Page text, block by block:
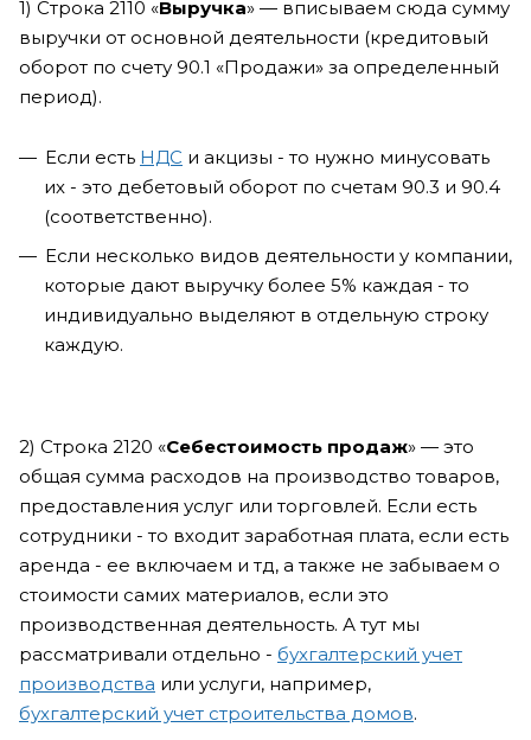
1) Строка 2110 «Выручка» — вписываем сюда сумму
выручки от основной деятельности (кредитовый
оборот по счету 90.1 «Продажи» за определенный
период).
Если есть НДС и акцизы - то нужно минусовать
их - это дебетовый оборот по счетам 90.3 и 90.4
(соответственно).
Если несколько видов деятельности у компании,
которые дают выручку более 5% каждая - то
индивидуально выделяют в отдельную строку
каждую.
2) Строка 2120 «Себестоимость продаж» — это
общая сумма расходов на производство товаров,
предоставления услуг или торговлей. Если есть
сотрудники - то входит заработная плата, если есть
аренда - ее включаем и тд, а также не забываем о
стоимости самих материалов, если это
производственная деятельность. А тут мы
рассматривали отдельно - бухгалтерский учет
производства или услуги, например,
бухгалтерский учет строительства домов.